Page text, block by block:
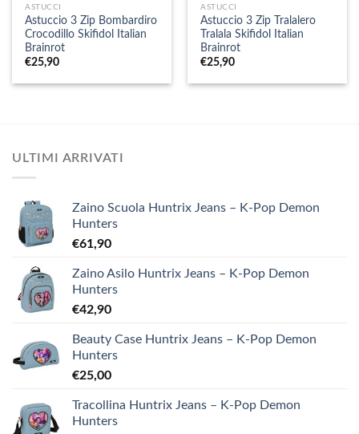
ASTUCCI
Astuccio 3 Zip Bombardiro
Crocodillo Skifidol Italian
Brainrot
€25,90
ASTUCCI
Astuccio 3 Zip Tralalero
Tralala Skifidol Italian
Brainrot
€25,90
ULTIMI ARRIVATI
Zaino Scuola Huntrix Jeans – K-Pop Demon
Hunters
€61,90
Zaino Asilo Huntrix Jeans – K-Pop Demon
Hunters
€42,90
Beauty Case Huntrix Jeans – K-Pop Demon
Hunters
€25,00
Tracollina Huntrix Jeans – K-Pop Demon
Hunters